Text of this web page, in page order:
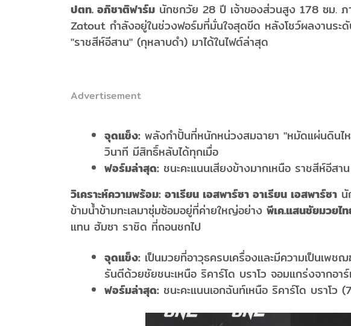
ปตท. อภิชาติฟาร์ม นักชกวัย 28 ปี เจ้าของส่วนสูง 178 ซม.
Zatout กำลังอยู่ในช่วงฟอร์มที่มั่นใจสุดขีด หลังโชว์ผลงานระดั
"ราชสีห์อีสาน" (กุหลาบดำ) มาได้ในไฟต์ล่าสุด
Advertisement
จุดแข็ง: พลังกำปั้นที่หนักหน่วงสมฉายา "หมัดแผ่นดินไห
วินาที มีสิทธิ์หลับได้ทุกเมื่อ
ฟอร์มล่าสุด: ชนะคะแนนเสียงข้างมากเหนือ ราชสีห์อีส
วิเคราะห์ความพร้อม: อาเรียน เอสพาร์ซา อาเรียน เอสพาร์ซา
ข้ามน้ำข้ามทะเลมาซุ่มซ้อมอยู่ที่ค่ายใหญ่อย่าง พีเค.แสนชัยมวยไ
แทน ฮัมซา ราชิด ที่ถอนชกไป
จุดแข็ง: เป็นมวยที่อาวุธครบเครื่องและมีความเป็นเพ
รันตีด้วยชัยชนะเหนือ ริคาร์โด บราโว จอมแกร่งจากอา
ฟอร์มล่าสุด: ชนะคะแนนเอกฉันท์เหนือ ริคาร์โด บราโว